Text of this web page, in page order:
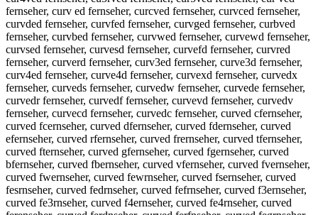
fernseher, curv ed fernseher, curcved fernseher, curvced fernseher,
curvded fernseher, curvfed fernseher, curvged fernseher, curbved
fernseher, curvbed fernseher, curvwed fernseher, curvewd fernseher,
curvsed fernseher, curvesd fernseher, curvefd fernseher, curvred
fernseher, curverd fernseher, curv3ed fernseher, curve3d fernseher,
curv4ed fernseher, curve4d fernseher, curvexd fernseher, curvedx
fernseher, curveds fernseher, curvedw fernseher, curvede fernseher,
curvedr fernseher, curvedf fernseher, curvevd fernseher, curvedv
fernseher, curvecd fernseher, curvedc fernseher, curved cfernseher,
curved fcernseher, curved dfernseher, curved fdernseher, curved
efernseher, curved rfernseher, curved frernseher, curved tfernseher,
curved fternseher, curved gfernseher, curved fgernseher, curved
bfernseher, curved fbernseher, curved vfernseher, curved fvernseher,
curved fwernseher, curved fewrnseher, curved fsernseher, curved
fesrnseher, curved fedrnseher, curved fefrnseher, curved f3ernseher,
curved fe3rnseher, curved f4ernseher, curved fe4rnseher, curved